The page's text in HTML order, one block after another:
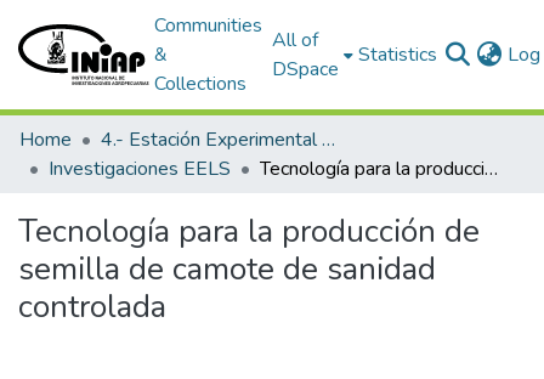
Communities
&
Collections
All of
DSpace
Statistics
Home
4.- Estación Experimental Litoral Sur
Investigaciones EELS
Tecnología para la producción de semilla de camote de sanidad controlada
Tecnología para la producción de
semilla de camote de sanidad
controlada